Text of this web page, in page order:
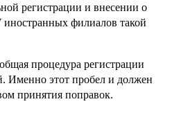
регистрации и внесении о
филиалов такой
процедура регистрации
Именно этот пробел и должен
принятия поправок.